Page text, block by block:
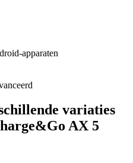
apparaten
variaties
AX 5